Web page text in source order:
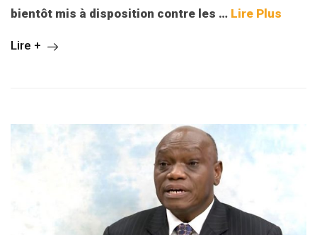
bientôt mis à disposition contre les … Lire Plus
Lire +